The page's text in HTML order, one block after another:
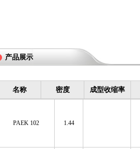
产品展示
名称 密度 成型收缩率
PAEK 102 1.44